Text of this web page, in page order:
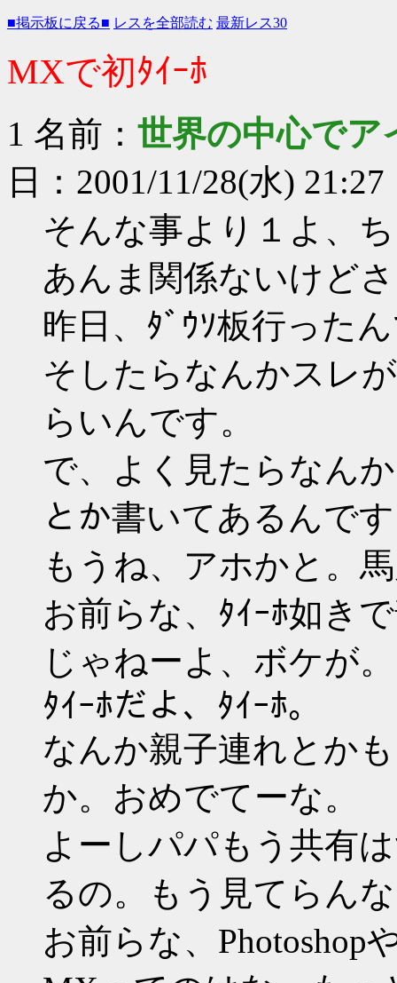
■掲示板に戻る■ レスを全部読む 最新レス30
MXで初ﾀｲｰﾎ
1 名前： 世界の中心でア
日：2001/11/28(水) 21:27
そんな事より１よ、
あんま関係ないけど
昨日、ﾀﾞｳｿ板行った
そしたらなんかスレ
らいんです。
で、よく見たらなん
とか書いてあるんで
もうね、アホかと。
お前らな、ﾀｲｰﾎ如き
じゃねーよ、ボケが。
ﾀｲｰﾎだよ、ﾀｲｰﾎ。
なんか親子連れとか
か。おめでてーな。
よーしパパもう共有
るの。もう見てらん
お前らな、Photoshop